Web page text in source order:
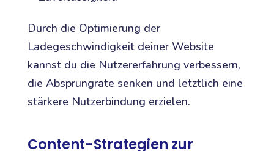
Durch die Optimierung der
Ladegeschwindigkeit deiner Website
kannst du die Nutzererfahrung verbessern,
die Absprungrate senken und letztlich eine
stärkere Nutzerbindung erzielen.
Content-Strategien zur